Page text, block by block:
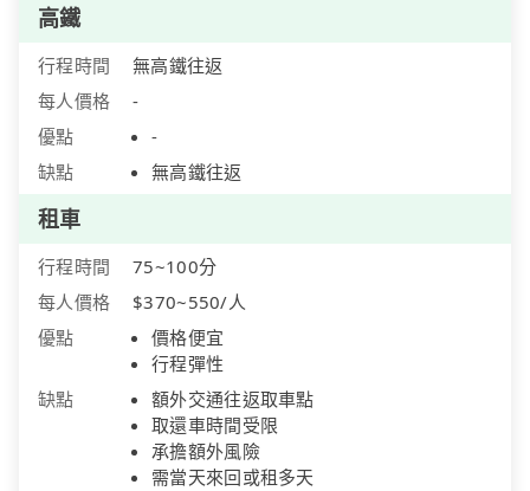
高鐵
行程時間
無高鐵往返
每人價格
-
優點
-
缺點
無高鐵往返
租車
行程時間
75~100分
每人價格
$370~550/人
優點
價格便宜
行程彈性
缺點
額外交通往返取車點
取還車時間受限
承擔額外風險
需當天來回或租多天